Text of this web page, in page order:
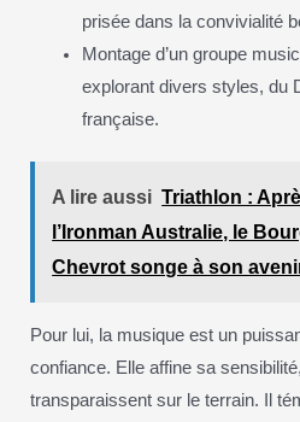
prisée dans la convivialité
Montage d’un groupe
explorant divers styles, du
française.
A lire aussi Triathlon :
l’Ironman Australie, le
Chevrot songe à son
Pour lui, la musique est un
confiance. Elle affine sa
transparaissent sur le terrain. Il